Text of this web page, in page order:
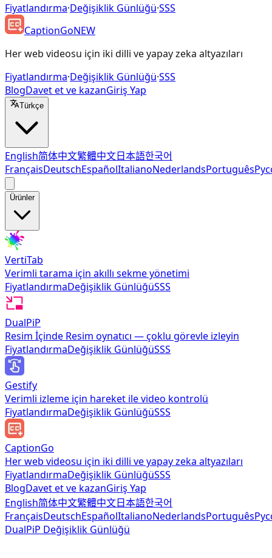
Fiyatlandırma·Değişiklik Günlüğü·SSS
CaptionGoNEW
Her web videosu için iki dilli ve yapay zeka altyazıları
Fiyatlandırma·Değişiklik Günlüğü·SSS
BlogDavet et ve kazanGiriş Yap
Türkçe
English简体中文繁體中文日本語한국어
FrançaisDeutschEspañolItalianoNederlandsPortuguês
Ürünler
VertiTab
Verimli tarama için akıllı sekme yönetimi
FiyatlandırmaDeğişiklik GünlüğüSSS
DualPiP
Resim İçinde Resim oynatıcı — çoklu görevle izleyin
FiyatlandırmaDeğişiklik GünlüğüSSS
Gestify
Verimli izleme için hareket ile video kontrolü
FiyatlandırmaDeğişiklik GünlüğüSSS
CaptionGo
Her web videosu için iki dilli ve yapay zeka altyazıları
FiyatlandırmaDeğişiklik GünlüğüSSS
BlogDavet et ve kazanGiriş Yap
English简体中文繁體中文日本語한국어
FrançaisDeutschEspañolItalianoNederlandsPortuguês
DualPiP Değişiklik Günlüğü